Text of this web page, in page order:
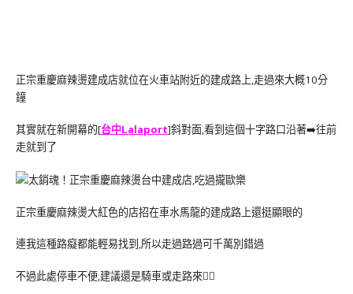
正宗重慶麻辣燙建成店就位在火車站附近的建成路上,走過來大概10分
鐘
其實就在新開幕的[台中Lalaport]斜對面,看到這個十字路口沿著➡️往前
走就到了
正宗重慶麻辣燙大紅色的店招在車水馬龍的建成路上還挺顯眼的
連我這種路癡都能輕易找到,所以走過路過可千萬別錯過
不過此處停車不便,建議還是騎車或走路來🚶‍♀️